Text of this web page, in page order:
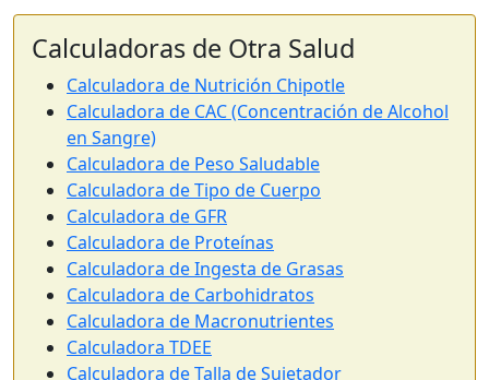
Calculadoras de Otra Salud
Calculadora de Nutrición Chipotle
Calculadora de CAC (Concentración de Alcohol
en Sangre)
Calculadora de Peso Saludable
Calculadora de Tipo de Cuerpo
Calculadora de GFR
Calculadora de Proteínas
Calculadora de Ingesta de Grasas
Calculadora de Carbohidratos
Calculadora de Macronutrientes
Calculadora TDEE
Calculadora de Talla de Sujetador